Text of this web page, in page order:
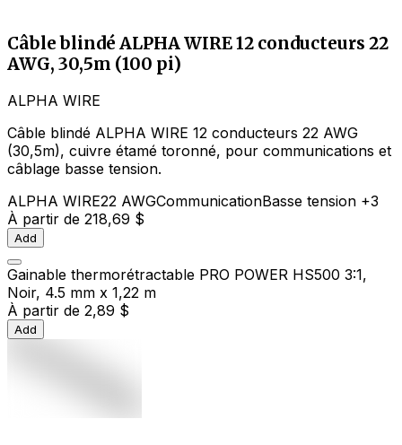
Câble blindé ALPHA WIRE 12 conducteurs 22
AWG, 30,5m (100 pi)
ALPHA WIRE
Câble blindé ALPHA WIRE 12 conducteurs 22 AWG
(30,5m), cuivre étamé toronné, pour communications et
câblage basse tension.
ALPHA WIRE22 AWGCommunicationBasse tension +3
À partir de 218,69 $
Add
Gainable thermorétractable PRO POWER HS500 3:1,
Noir, 4.5 mm x 1,22 m
À partir de 2,89 $
Add